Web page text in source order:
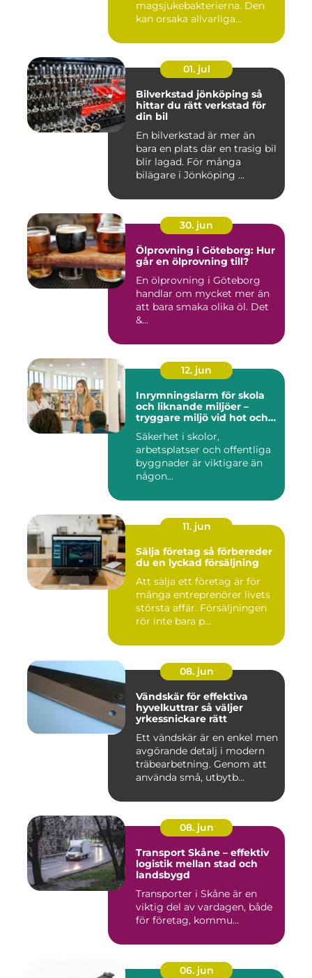
magsjukebakterierna. Den
kan orsaka allvarliga
01. jul
Bilverkstad jönköping så
hittar du rätt verkstad för
din bil
En bilverkstad är mer än
bara en plats där en trasig bil
blir lagad. För många
bilägare i Jönköping ...
30. jun
Ölprovning i Göteborg: Hur
går en ölprovning till?
En ölprovning i Göteborg
handlar om mycket mer än
att bara smaka olika öl. Det
&...
12. jun
Inrymningslarm för skola
och liknande miljöer –
tryggare miljö vid hot och
Säkerhet i skolor,
arbetsplatser och offentliga
byggnader är viktigare än
någon...
11. jun
Sälja företag så förbereder
du en lyckad försäljning
Att sälja ett företag är för
många entreprenörer livets
största affär. Försäljningen
rör inte bara p...
08. jun
Vändskär för effektiva
hyvelkuttrar så väljer
yrkessnickare rätt
Ett vändskär är en enkel men
avgörande detalj i modern
träbearbetning. Genom att
använda små, utbytb...
08. jun
Transport Skåne – effektiv
logistik mellan stad och
landsbygd
Transporter i Skåne är en
viktig del av vardagen, både
för företag, kommu...
06. jun